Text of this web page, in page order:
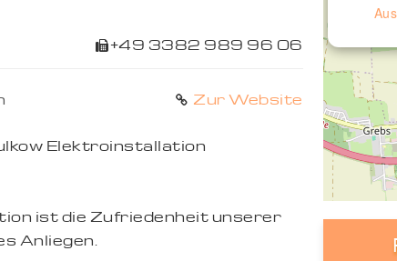
+49 3382 989 96 06
Zur Website
Elektroinstallation
ist die Zufriedenheit unserer
Anliegen.